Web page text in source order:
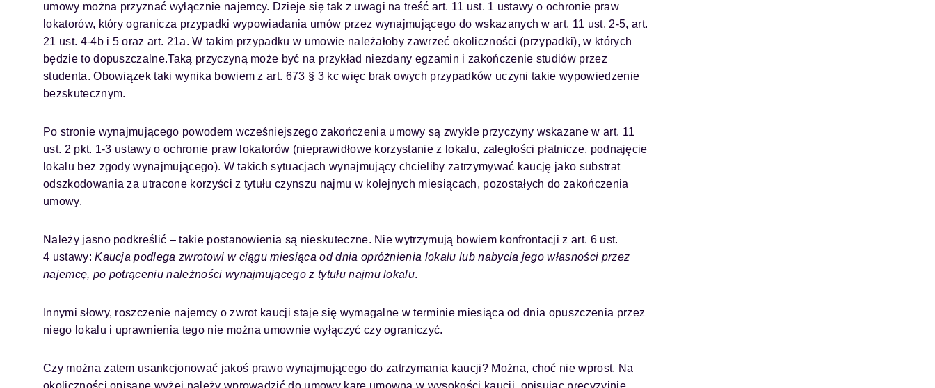
umowy można przyznać wyłącznie najemcy. Dzieje się tak z uwagi na treść art. 11 ust. 1 ustawy o ochronie praw
lokatorów, który ogranicza przypadki wypowiadania umów przez wynajmującego do wskazanych w art. 11 ust. 2-5, art.
21 ust. 4-4b i 5 oraz art. 21a. W takim przypadku w umowie należałoby zawrzeć okoliczności (przypadki), w których
będzie to dopuszczalne.Taką przyczyną może być na przykład niezdany egzamin i zakończenie studiów przez
studenta. Obowiązek taki wynika bowiem z art. 673 § 3 kc więc brak owych przypadków uczyni takie wypowiedzenie
bezskutecznym.
Po stronie wynajmującego powodem wcześniejszego zakończenia umowy są zwykle przyczyny wskazane w art. 11
ust. 2 pkt. 1-3 ustawy o ochronie praw lokatorów (nieprawidłowe korzystanie z lokalu, zaległości płatnicze, podnajęcie
lokalu bez zgody wynajmującego). W takich sytuacjach wynajmujący chcieliby zatrzymywać kaucję jako substrat
odszkodowania za utracone korzyści z tytułu czynszu najmu w kolejnych miesiącach, pozostałych do zakończenia
umowy.
Należy jasno podkreślić – takie postanowienia są nieskuteczne. Nie wytrzymują bowiem konfrontacji z art. 6 ust.
4 ustawy:Kaucja podlega zwrotowi w ciągu miesiąca od dnia opróżnienia lokalu lub nabycia jego własności przez
najemcę, po potrąceniu należności wynajmującego z tytułu najmu lokalu.
Innymi słowy, roszczenie najemcy o zwrot kaucji staje się wymagalne w terminie miesiąca od dnia opuszczenia przez
niego lokalu i uprawnienia tego nie można umownie wyłączyć czy ograniczyć.
Czy można zatem usankcjonować jakoś prawo wynajmującego do zatrzymania kaucji? Można, choć nie wprost. Na
okoliczności opisane wyżej należy wprowadzić do umowy karę umowną w wysokości kaucji, opisując precyzyjnie